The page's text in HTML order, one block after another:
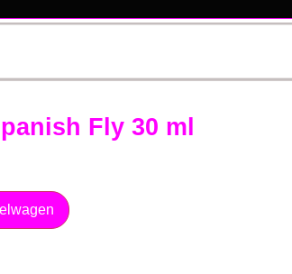
Fly 30 ml